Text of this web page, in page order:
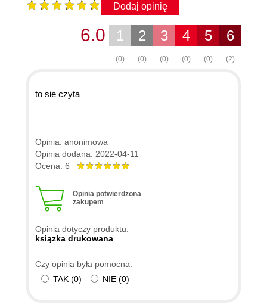
Dodaj opinię
6
(2)
5
(0)
4
(0)
3
(0)
2
(0)
1
(0)
6.0
to sie czyta
Opinia: anonimowa
Opinia dodana: 2022-04-11
Ocena: 6
Opinia potwierdzona
zakupem
Opinia dotyczy produktu:
ksiązka drukowana
Czy opinia była pomocna:
TAK (0) NIE (0)